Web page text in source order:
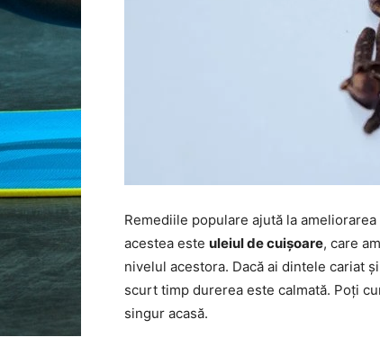
Remediile populare ajută la
acestea este uleiul de cuișoare, care
nivelul acestora. Dacă ai dintele cariat
scurt timp durerea este calmată. Poți
singur acasă.